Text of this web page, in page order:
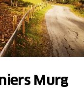
Murg